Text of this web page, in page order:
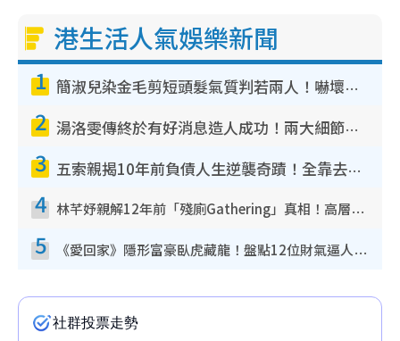
港生活人氣娛樂新聞
1 簡淑兒染金毛剪短頭髮氣質判若兩人！嚇壞老公麥大力都認唔出：「你做咩事？」
2 湯洛雯傳終於有好消息造人成功！兩大細節曝孕味極濃惹猜測：大肚婆先會咁！
3 五索親揭10年前負債人生逆襲奇蹟！全靠去一地方轉運後即遇上馬先生
4 林芊妤親解12年前「殘廁Gathering」真相！高層解約一句話重創尊嚴至今拒返TVB
5 《愛回家》隱形富豪臥虎藏龍！盤點12位財氣逼人的有錢藝人：呢位靚女3億身家唔憂做